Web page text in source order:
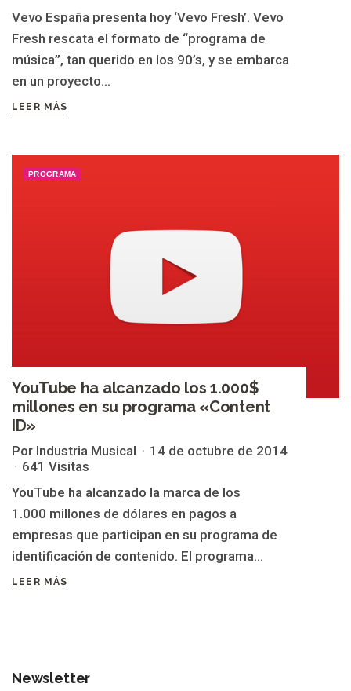
Vevo España presenta hoy ‘Vevo Fresh’. Vevo
Fresh rescata el formato de “programa de
música”, tan querido en los 90’s, y se embarca
en un proyecto...
LEER MÁS
PROGRAMA
YouTube ha alcanzado los 1.000$
millones en su programa «Content
ID»
Por Industria Musical
14 de octubre de 2014
641 Visitas
YouTube ha alcanzado la marca de los
1.000 millones de dólares en pagos a
empresas que participan en su programa de
identificación de contenido. El programa...
LEER MÁS
Newsletter